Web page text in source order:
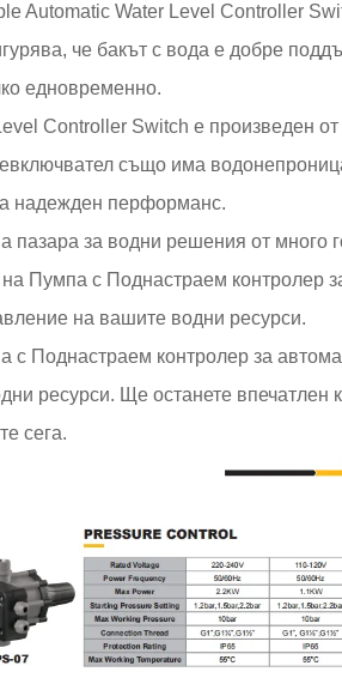
Automatic Water Level Controller
че бакът с вода е добре
едновременно.
Controller Switch е произведен от
също има
надежден перформанс.
пазара за водни решения от много
Пумпа с Поднастраем контролер
на вашите водни ресурси.
Поднастраем контролер за
ресурси. Ще останете впечатлен
сега.